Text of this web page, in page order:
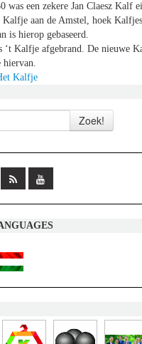
was een zekere Jan Claesz Kalf
Kalfje aan de Amstel, hoek
is hierop gebaseerd.
‘t Kalfje afgebrand. De nieuwe
hiervan.
Kalfje